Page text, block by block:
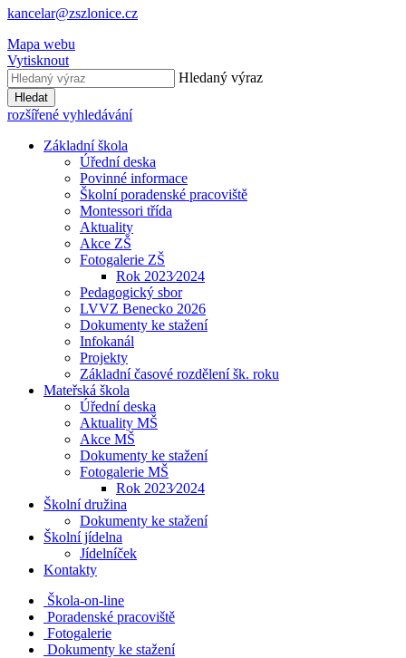
kancelar@zszlonice.cz
Mapa webu
Vytisknout
Hledaný výraz
Hledat
rozšířené vyhledávání
Základní škola
Úřední deska
Povinné informace
Školní poradenské pracoviště
Montessori třída
Aktuality
Akce ZŠ
Fotogalerie ZŠ
Rok 2023⁄2024
Pedagogický sbor
LVVZ Benecko 2026
Dokumenty ke stažení
Infokanál
Projekty
Základní časové rozdělení šk. roku
Mateřská škola
Úřední deska
Aktuality MŠ
Akce MŠ
Dokumenty ke stažení
Fotogalerie MŠ
Rok 2023⁄2024
Školní družina
Dokumenty ke stažení
Školní jídelna
Jídelníček
Kontakty
Škola-on-line
Poradenské pracoviště
Fotogalerie
Dokumenty ke stažení